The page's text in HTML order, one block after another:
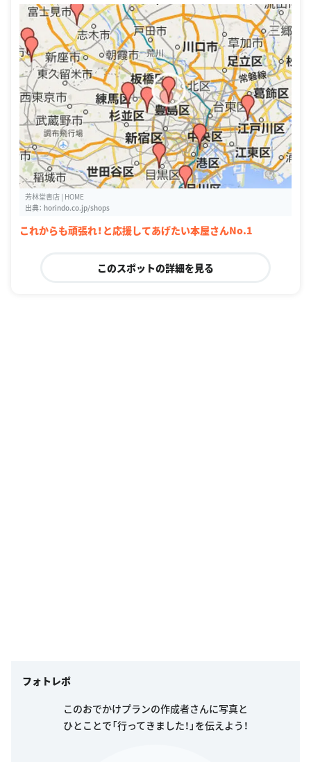
芳林堂書店 | HOME
出典： horindo.co.jp/shops
これからも頑張れ！と応援してあげたい本屋さんNo.1
このスポットの詳細を見る
フォトレポ
このおでかけプランの作成者さんに写真と
ひとことで「行ってきました！」を伝えよう！